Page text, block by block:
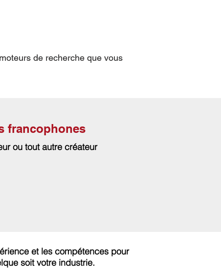
de recherche que vous
francophones
ou tout autre créateur
et les compétences pour
soit votre industrie.